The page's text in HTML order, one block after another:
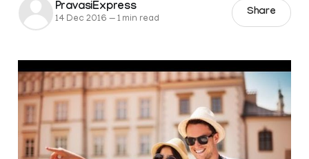
PravasiExpress
14 Dec 2016 —1 min read
Share